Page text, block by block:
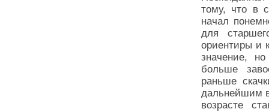
тому, что в
начал
для
ориентиры и
значение,
больше
раньше
дальнейшим
возрасте